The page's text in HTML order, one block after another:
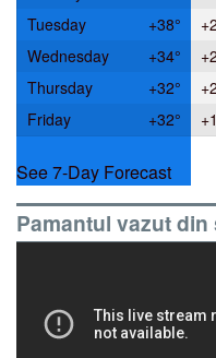
Tuesday
+38° +
Wednesday
+34° +
Thursday
+32° +
Friday
+32° +
See 7-Day Forecast
Pamantul vazut